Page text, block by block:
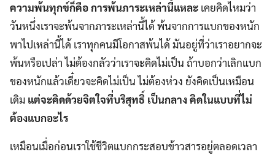
ความพ้นทุกข์ก็คือ การพ้นภาระเหล่านี้แหละ เคยคิดไหมว่า
วันหนึ่งเราจะพ้นจากภาระเหล่านี้ได้ พ้นจากการแบกของหนัก
พาไปเหล่านี้ได้ เราทุกคนมีโอกาสพ้นได้ มันอยู่ที่ว่าเราอยากจะ
พ้นหรือเปล่า ไม่ต้องกลัวว่าเราจะคิดไม่เป็น ถ้าบอกว่าเลิกแบก
ของหนักแล้วเดี๋ยวจะคิดไม่เป็น ไม่ต้องห่วง ยังคิดเป็นเหมือน
เดิม แต่จะคิดด้วยจิตใจที่บริสุทธิ์ เป็นกลาง คิดในแบบที่ไม่
ต้องแบกอะไร
เหมือนเมื่อก่อนเราใช้ชีวิตแบกกระสอบข้าวสารอยู่ตลอดเวลา